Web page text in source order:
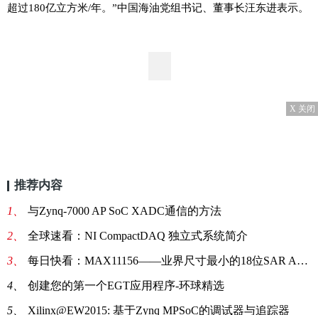
超过180亿立方米/年。”中国海油党组书记、董事长汪东进表示。
X 关闭
推荐内容
1、 与Zynq-7000 AP SoC XADC通信的方法
2、 全球速看：NI CompactDAQ 独立式系统简介
3、 每日快看：MAX11156——业界尺寸最小的18位SAR ADC
4、 创建您的第一个EGT应用程序-环球精选
5、 Xilinx@EW2015: 基于Zynq MPSoC的调试器与追踪器